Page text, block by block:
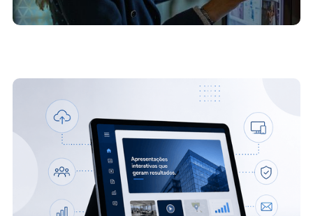
24/7/2026
7 problemas que uma plataforma de
apresentações interativas resolve